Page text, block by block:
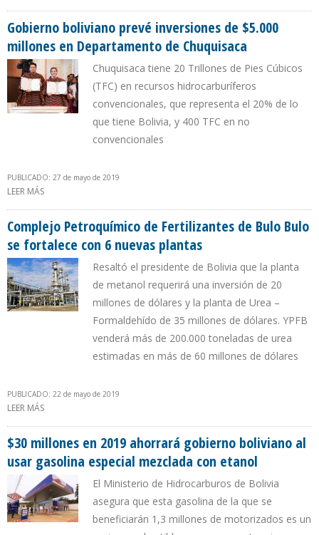
Gobierno boliviano prevé inversiones de $5.000
millones en Departamento de Chuquisaca
Chuquisaca tiene 20 Trillones de Pies Cúbicos
(TFC) en recursos hidrocarburíferos
convencionales, que representa el 20% de lo
que tiene Bolivia, y 400 TFC en no
convencionales
PUBLICADO: 27 de mayo de 2019
LEER MÁS
Complejo Petroquímico de Fertilizantes de Bulo Bulo
se fortalece con 6 nuevas plantas
Resaltó el presidente de Bolivia que la planta
de metanol requerirá una inversión de 20
millones de dólares y la planta de Urea –
Formaldehído de 35 millones de dólares. YPFB
venderá más de 200.000 toneladas de urea
estimadas en más de 60 millones de dólares
PUBLICADO: 22 de mayo de 2019
LEER MÁS
$30 millones en 2019 ahorrará gobierno boliviano al
usar gasolina especial mezclada con etanol
El Ministerio de Hidrocarburos de Bolivia
asegura que esta gasolina de la que se
beneficiarán 1,3 millones de motorizados es un